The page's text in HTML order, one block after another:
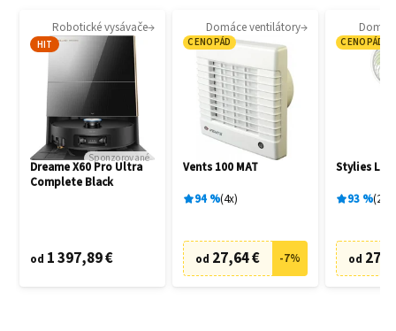
Robotické vysávače
HIT
Sponzorované
Dreame X60 Pro Ultra
Complete Black
od 1 397,89 €
Domáce ventilátory
CENOPÁD
Vents 100 MAT
94% 4x
od 27,64 € -7%
CENOPÁD
Stylies
93% 2
od